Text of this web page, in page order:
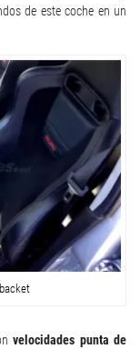
de este coche en un
velocidades punta de